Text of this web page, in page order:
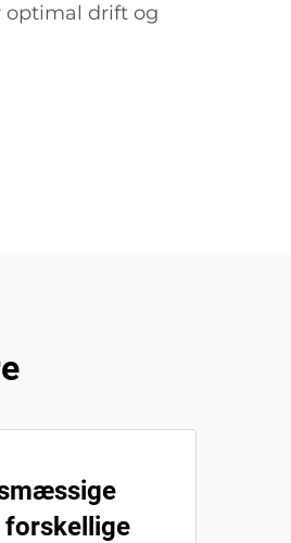
optimal drift og
forskellige